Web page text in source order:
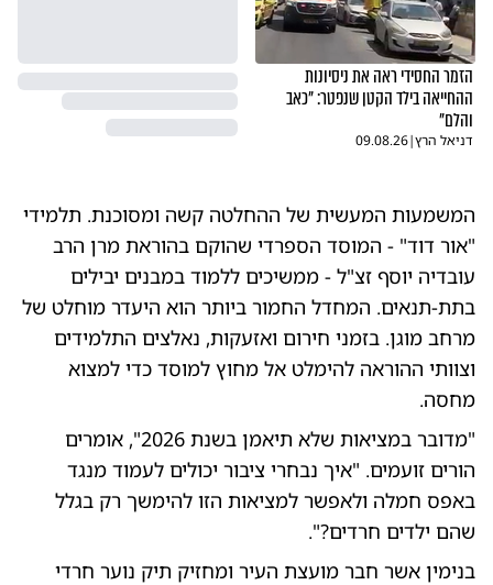
הזמר החסידי ראה את ניסיונות
ההחייאה בילד הקטן שנפטר: "כאב
והלם"
דניאל הרץ|
09.08.26
המשמעות המעשית של ההחלטה קשה ומסוכנת. תלמידי
"אור דוד" - המוסד הספרדי שהוקם בהוראת מרן הרב
עובדיה יוסף זצ"ל - ממשיכים ללמוד במבנים יבילים
בתת-תנאים. המחדל החמור ביותר הוא היעדר מוחלט של
מרחב מוגן. בזמני חירום ואזעקות, נאלצים התלמידים
וצוותי ההוראה להימלט אל מחוץ למוסד כדי למצוא
מחסה.
"מדובר במציאות שלא תיאמן בשנת 2026", אומרים
הורים זועמים. "איך נבחרי ציבור יכולים לעמוד מנגד
באפס חמלה ולאפשר למציאות הזו להימשך רק בגלל
שהם ילדים חרדים?".
בנימין אשר חבר מועצת העיר ומחזיק תיק נוער חרדי